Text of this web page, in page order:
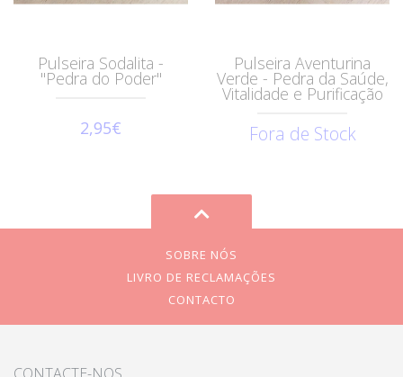
Pulseira Sodalita -
"Pedra do Poder"
2,95€
Pulseira Aventurina
Verde - Pedra da Saúde,
Vitalidade e Purificação
Fora de Stock
SOBRE NÓS
LIVRO DE RECLAMAÇÕES
CONTACTO